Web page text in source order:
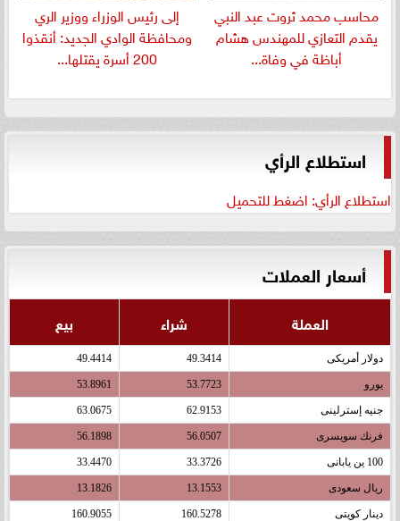
​محاسب محمد ثروت عبد النبي
يقدم التعازي للمهندس هشام
أباظة في وفاة...
إلى رئيس الوزراء ووزير الري
ومحافظة الوادي الجديد: أنقذوا
200 أسرة يقتلها...
استطلاع الرأي
استطلاع الرأي: اضغط للتحميل
أسعار العملات
العملة شراء بيع
دولار أمريكى 49.3414
49.4414
يورو 53.7723
53.8961
جنيه إسترلينى 62.9153
63.0675
فرنك سويسرى 56.0507
56.1898
100 ين يابانى 33.3726
33.4470
ريال سعودى 13.1553
13.1826
دينار كويتى 160.5278
160.9055